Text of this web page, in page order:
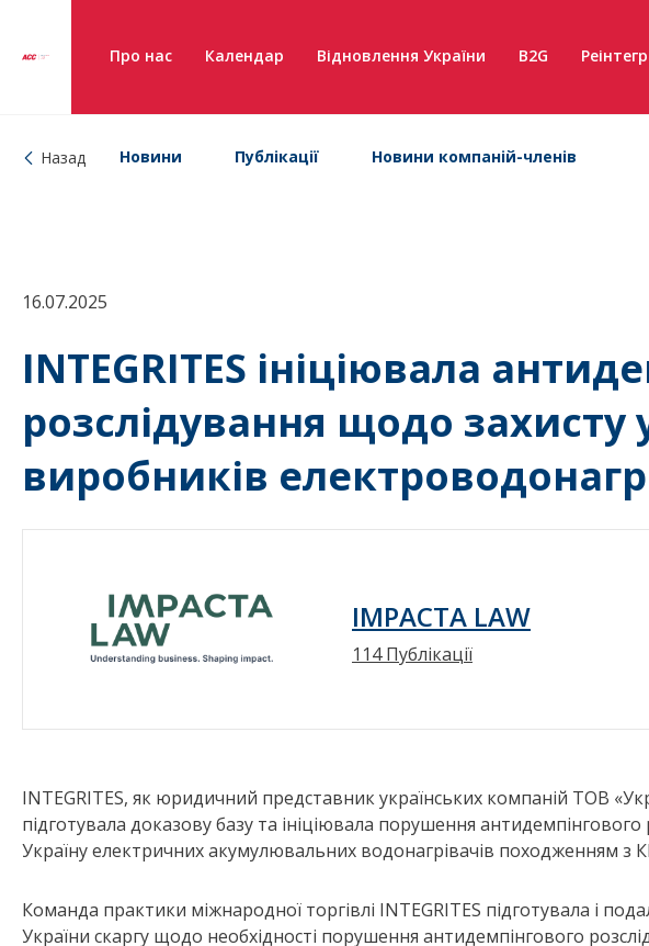
Про нас Календар Відновлення України B2G
Назад Новини Публікації Новини компаній-членів
16.07.2025
INTEGRITES ініціювала
розслідування щодо захисту
виробників
IMPACTA LAW
114 Публікації
INTEGRITES, як юридичний представник українських компаній ТОВ
підготувала доказову базу та ініціювала порушення
Україну електричних акумулювальних водонагрівачів походженням з
Команда практики міжнародної торгівлі INTEGRITES підготувала і
України скаргу щодо необхідності порушення антидемпінгового